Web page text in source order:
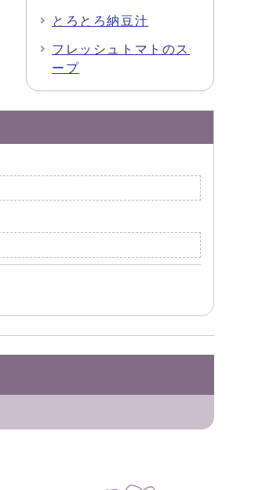
とろとろ納豆汁
フレッシュトマトのス
ープ